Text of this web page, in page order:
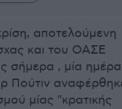
αποτελούμενη
και του ΟΑΣΕ
σήμερα , μία ημέρα
Πούτιν
μίας "κρατικής